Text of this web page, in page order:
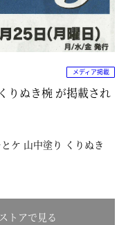
メディア掲載
りぬき椀 が掲載され
ケ 山中塗り くりぬき
トアで見る